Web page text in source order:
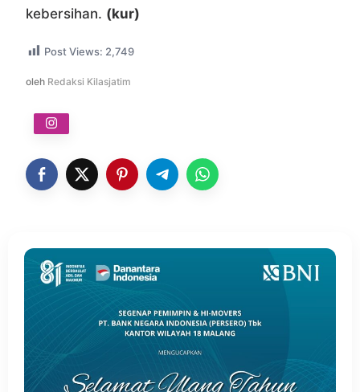
kebersihan. (kur)
Post Views: 2,749
oleh Redaksi Kilasjatim